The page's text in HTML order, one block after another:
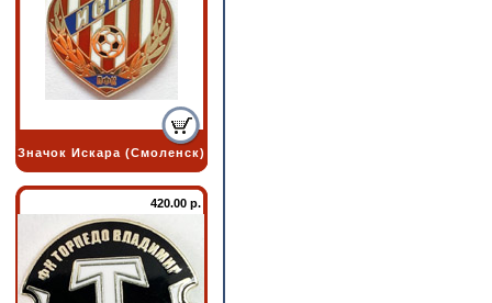
Значок Искара (Смоленск)
420.00 р.